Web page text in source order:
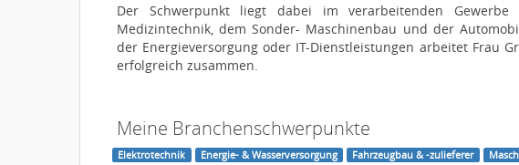
Der Schwerpunkt liegt dabei im verarbeitenden
Medizintechnik, dem Sonder- Maschinenbau und der
der Energieversorgung oder IT-Dienstleistungen arbeitet Frau
erfolgreich zusammen.
Meine Branchenschwerpunkte
Elektrotechnik Energie- & Wasserversorgung Fahrzeugbau & -zulieferer